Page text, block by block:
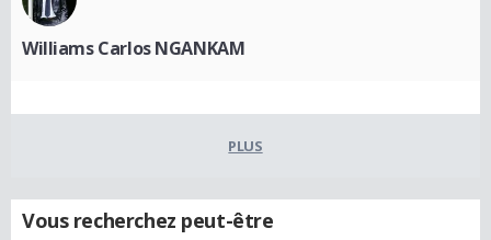
Williams Carlos NGANKAM
PLUS
Vous recherchez peut-être